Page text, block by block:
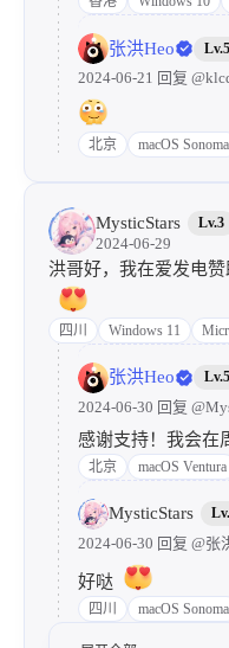
张洪Heo Lv.5
2024-06-21 回复
北京 macOS Sonoma
MysticStars Lv.3
2024-06-29
洪哥好，我在爱发电
四川 Windows 11
张洪Heo Lv.5
2024-06-30 回复
感谢支持！我会在
北京 macOS Ventura
MysticStars
2024-06-30 回复 @张
好哒
四川 macOS Sonoma